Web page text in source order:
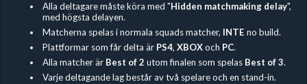
Alla deltagare måste köra med "Hidden matchmaking delay",
med högsta delayen.
Matcherna spelas i normala squads matcher, INTE no build.
Plattformar som får delta är PS4, XBOXoch PC.
Alla matcher är Best of 2 utom finalen som spelas Best of 3.
Varje deltagande lag består av två spelare och en stand-in.